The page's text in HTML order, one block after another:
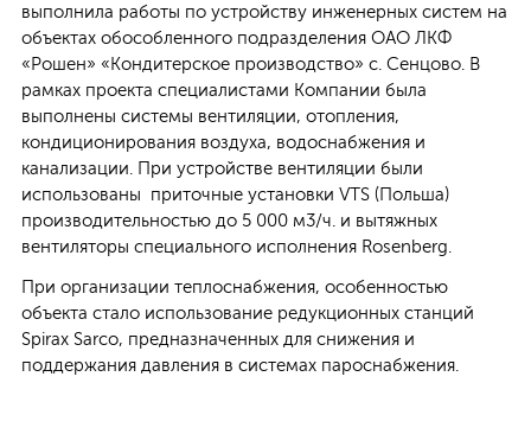
+7 (4742) 72-92-82
info@klimat-lipetsk.ru
выполнила работы по устройству инженерных систем на
объектах обособленного подразделения ОАО ЛКФ
«Рошен» «Кондитерское производство» с. Сенцово. В
рамках проекта специалистами Компании была
выполнены системы вентиляции, отопления,
кондиционирования воздуха, водоснабжения и
канализации. При устройстве вентиляции были
использованы приточные установки VTS (Польша)
производительностью до 5 000 м3/ч. и вытяжных
вентиляторы специального исполнения Rosenberg.
При организации теплоснабжения, особенностью
объекта стало использование редукционных станций
Spirax Sarco, предназначенных для снижения и
поддержания давления в системах пароснабжения.